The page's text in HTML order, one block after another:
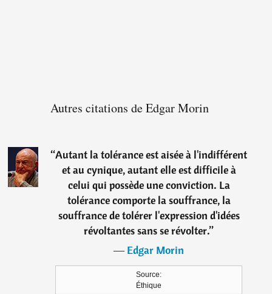
Autres citations de Edgar Morin
“Autant la tolérance est aisée à l'indifférent
et au cynique, autant elle est difficile à
celui qui possède une conviction. La
tolérance comporte la souffrance, la
souffrance de tolérer l'expression d'idées
révoltantes sans se révolter.”
―Edgar Morin
Source:
Éthique